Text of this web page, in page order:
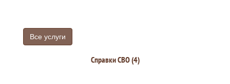
Все услуги
Справки СВО (4)